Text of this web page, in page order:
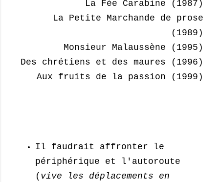
La Fée Carabine (1987)
La Petite Marchande de prose
(1989)
Monsieur Malaussène (1995)
Des chrétiens et des maures (1996)
Aux fruits de la passion (1999)
Il faudrait affronter le
périphérique et l'autoroute
( vive les déplacements en